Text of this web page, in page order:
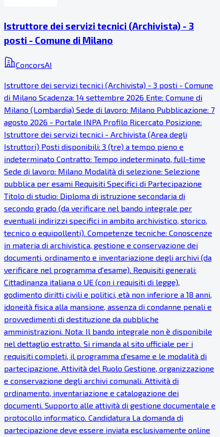
Istruttore dei servizi tecnici (Archivista) - 3
posti - Comune di Milano
ConcorsAI
Istruttore dei servizi tecnici (Archivista) - 3 posti - Comune
di Milano Scadenza: 14 settembre 2026 Ente: Comune di
Milano (Lombardia) Sede di lavoro: Milano Pubblicazione: 7
agosto 2026 - Portale INPA Profilo Ricercato Posizione:
Istruttore dei servizi tecnici - Archivista (Area degli
Istruttori) Posti disponibili: 3 (tre) a tempo pieno e
indeterminato Contratto: Tempo indeterminato, full-time
Sede di lavoro: Milano Modalità di selezione: Selezione
pubblica per esami Requisiti Specifici di Partecipazione
Titolo di studio: Diploma di istruzione secondaria di
secondo grado (da verificare nel bando integrale per
eventuali indirizzi specifici in ambito archivistico, storico,
tecnico o equipollenti). Competenze tecniche: Conoscenze
in materia di archivistica, gestione e conservazione dei
documenti, ordinamento e inventariazione degli archivi (da
verificare nel programma d'esame). Requisiti generali:
Cittadinanza italiana o UE (con i requisiti di legge),
godimento diritti civili e politici, età non inferiore a 18 anni,
idoneità fisica alla mansione, assenza di condanne penali e
provvedimenti di destituzione da pubbliche
amministrazioni. Nota: Il bando integrale non è disponibile
nel dettaglio estratto. Si rimanda al sito ufficiale per i
requisiti completi, il programma d'esame e le modalità di
partecipazione. Attività del Ruolo Gestione, organizzazione
e conservazione degli archivi comunali. Attività di
ordinamento, inventariazione e catalogazione dei
documenti. Supporto alle attività di gestione documentale e
protocollo informatico. Candidatura La domanda di
partecipazione deve essere inviata esclusivamente online